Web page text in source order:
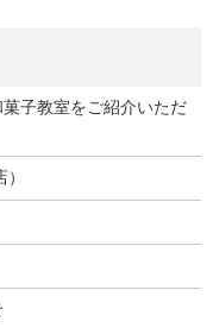
子教室をご紹介いただ